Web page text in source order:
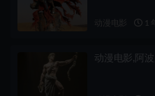
1
动漫电影,阿